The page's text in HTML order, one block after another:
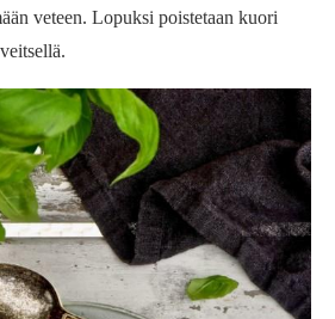
veteen. Lopuksi poistetaan kuori